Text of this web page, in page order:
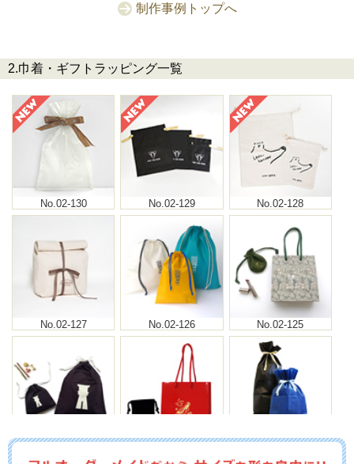
制作事例トップへ
2.巾着・ギフトラッピング一覧
No.02-130 No.02-129 No.02-128
No.02-127 No.02-126 No.02-125
No.02-124 No.02-123 No.02-122